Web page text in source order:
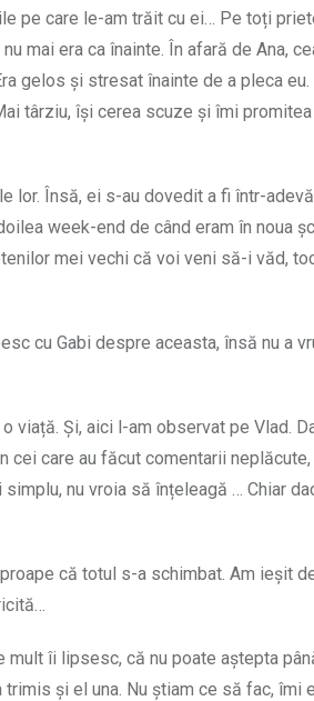
pe care le-am trăit cu ei… Pe toți
mai era ca înainte. În afară de Ana,
gelos și stresat înainte de a pleca eu.
târziu, își cerea scuze și îmi
lor. Însă, ei s-au dovedit a fi într-
week-end de când eram în noua
mei vechi că voi veni să-i văd,
cu Gabi despre aceasta, însă nu a
Și, aici l-am observat pe Vlad.
care au făcut comentarii neplăcute,
nu vroia să înțeleagă … Chiar
că totul s-a schimbat. Am ieșit
îi lipsesc, că nu poate aștepta
și el una. Nu știam ce să fac, îmi